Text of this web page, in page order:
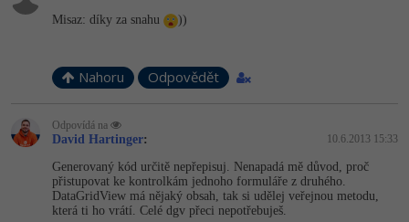
-80%
Google Dokumenty
Time management
Windows
Linux
Video
Ostatní
Fórum
Misaz: díky za snahu ))
Nahoru Odpovědět
Odpovídá na
David Hartinger: 10.6.2013 15:33
Generovaný kód určitě nepřepisuj. Nenapadá mě důvod, proč
přistupovat ke kontrolkám jednoho formuláře z druhého.
DataGridView má nějaký obsah, tak si udělej veřejnou metodu,
která ti ho vrátí. Celé dgv přeci nepotřebuješ.